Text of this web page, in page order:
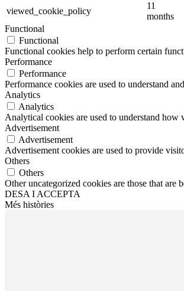
viewed_cookie_policy
11
months
Functional
Functional
Functional cookies help to perform certain
Performance
Performance
Performance cookies are used to understand
Analytics
Analytics
Analytical cookies are used to understand
Advertisement
Advertisement
Advertisement cookies are used to provide
Others
Others
Other uncategorized cookies are those that are
DESA I ACCEPTA
Més històries